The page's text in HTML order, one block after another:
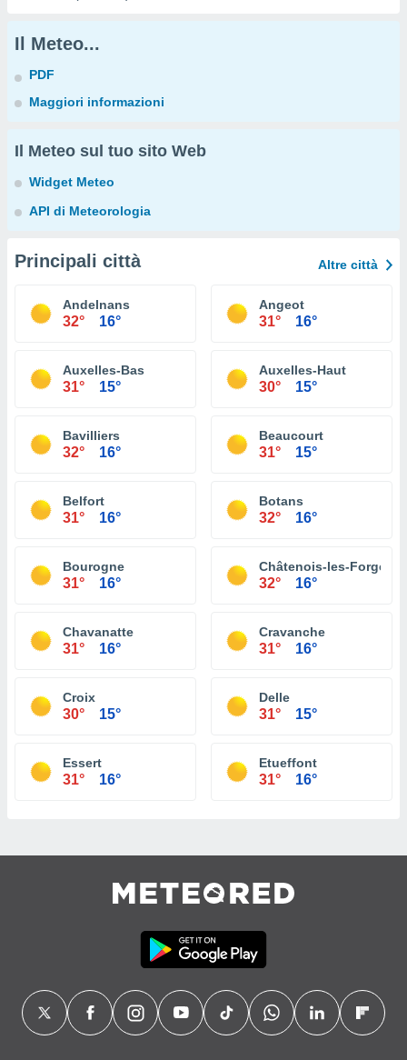
Il Meteo...
PDF
Maggiori informazioni
Il Meteo sul tuo sito Web
Widget Meteo
API di Meteorologia
Principali città Altre città
Andelnans
32° 16°
Angeot
31° 16°
Auxelles-Bas
31° 15°
Auxelles-Haut
30° 15°
Bavilliers
32° 16°
Beaucourt
31° 15°
Belfort
31° 16°
Botans
32° 16°
Bourogne
31° 16°
Châtenois-les-Forges
32° 16°
Chavanatte
31° 16°
Cravanche
31° 16°
Croix
30° 15°
Delle
31° 15°
Essert
31° 16°
Etueffont
31° 16°